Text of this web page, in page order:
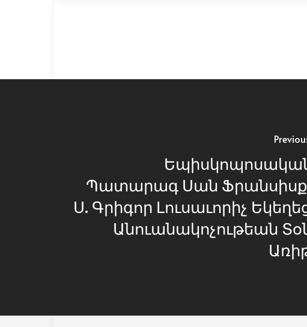
Պատարագ Սան
Ս. Գրիգոր Լուսաւորիչ
Անուանակոչութեան